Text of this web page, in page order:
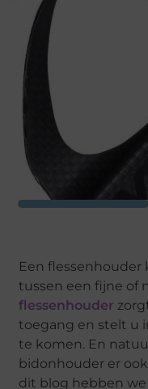
Een flessenhouder
tussen een fijne of
flessenhouder
toegang en stelt u
te komen. En
bidonhouder er
dit blog hebben